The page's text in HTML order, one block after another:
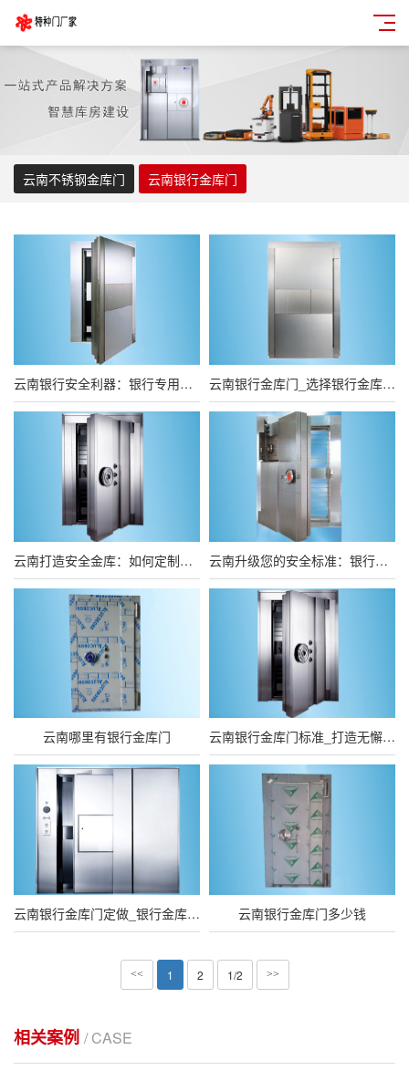
云南不锈钢金库门 云南银行金库门
云南银行安全利器：银行专用金库门的必备之选 云南银行金库门_选择银行金库门，全面了解产品特点及其关键作用
云南打造安全金库：如何定制银行金库门，保护财富安全 云南升级您的安全标准：银行金库门禁解决方案
云南哪里有银行金库门 云南银行金库门标准_打造无懈可击的银行金库门标准
云南银行金库门定做_银行金库门定制 云南银行金库门多少钱
<< 1 2 1/2 >>
相关案例 / CASE